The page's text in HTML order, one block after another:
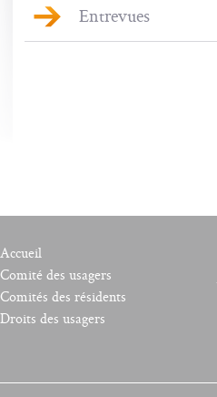
Entrevues
Accueil
Comité des usagers
Comités des résidents
Droits des usagers